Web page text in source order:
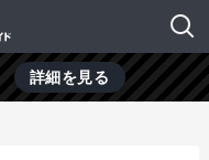
詳細を見る